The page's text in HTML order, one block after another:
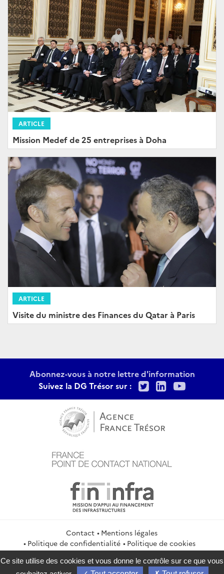
ARTICLE
Mission Medef de 25 entreprises à Doha
ARTICLE
Visite du ministre des Finances du Qatar à Paris
Abonnez-vous à notre lettre d'information
Suivez la DG Trésor sur :
TwitterLinkedIn
Contact
Mentions légales
Politique de confidentialité
Politique de cookies
Gestion des cookies
Flux RSS
service-public.gouv.fr
legifrance.gouv.fr info.gouv.fr
Ce site utilise des cookies et vous donne le contrôle sur ce que vous